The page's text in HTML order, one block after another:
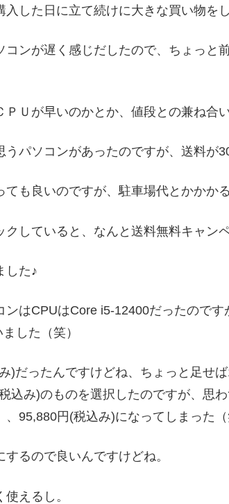
した日に立て続けに大きな買い物をし
コンが遅く感じだしたので、ちょっと
Ｕが早いのかとか、値段との兼ね合
パソコンがあったのですが、送料が
も良いのですが、駐車場代とかかか
クしていると、なんと送料無料キャン
した♪
ンはCPUはCore i5-12400だったので
した（笑）
)だったんですけどね、ちょっと足せ
込み)のものを選択したのですが、思
、95,880円(税込み)になってしまった（
るので良いんですけどね。
えるし。